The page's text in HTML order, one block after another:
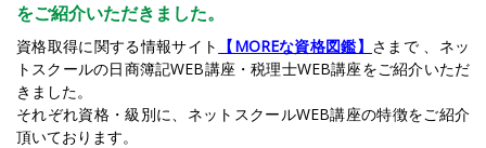
をご紹介いただきました。
資格取得に関する情報サイト 【MOREな資格図鑑】 さまで 、ネッ
トスクールの日商簿記WEB講座・税理士WEB講座をご紹介いただ
きました。
それぞれ資格・級別に、ネットスクールWEB講座の特徴をご紹介
頂いております。